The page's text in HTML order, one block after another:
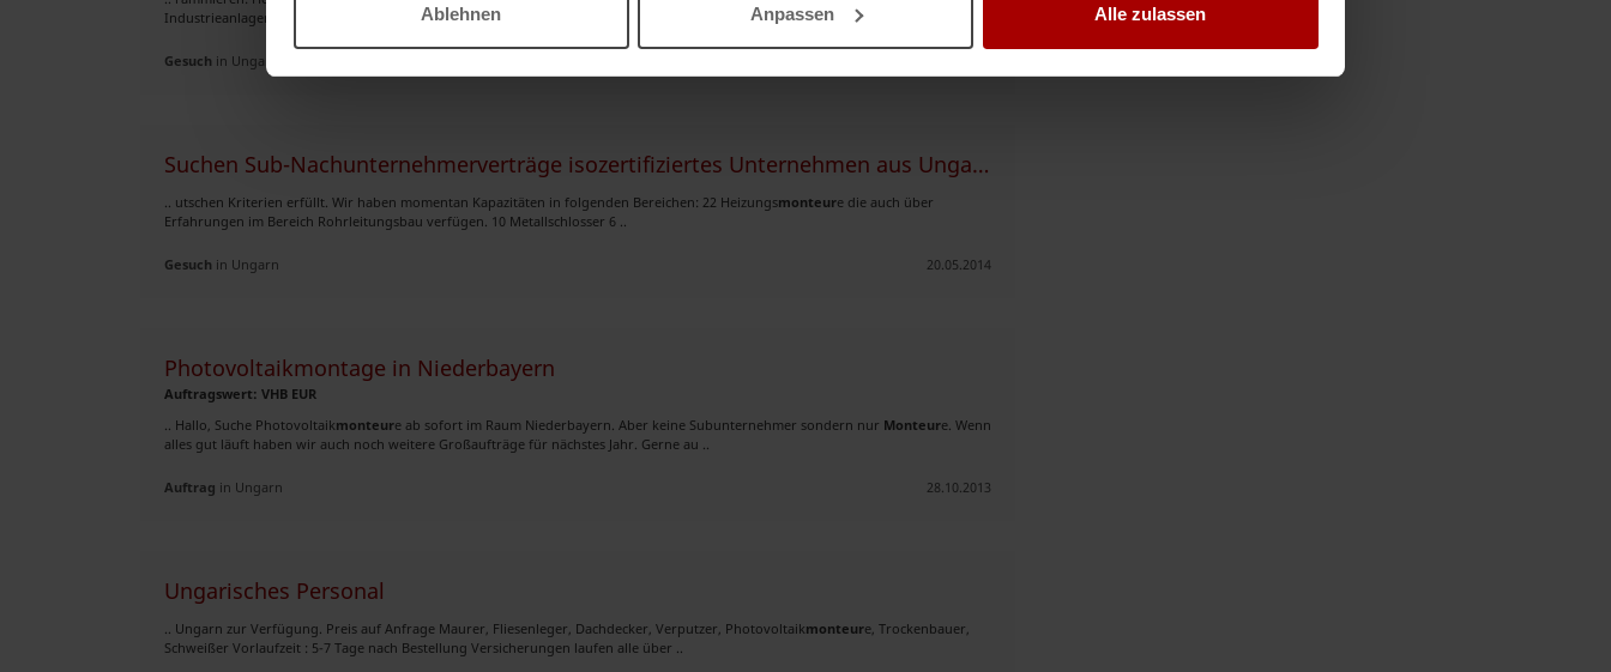
Ablehnen Anpassen Alle zulassen
Industrieanlagen Bitte fragen Sie Ihre gewünschte Berufsgruppe bei uns an. Unse ..
Gesuch in Ungarn
Suchen Sub-Nachunternehmerverträge isozertifiziertes Unternehmen aus Ungarn
.. utschen Kriterien erfüllt. Wir haben momentan Kapazitäten in folgenden Bereichen: 22 Heizungsmonteure die auch über
Erfahrungen im Bereich Rohrleitungsbau verfügen. 10 Metallschlosser 6 ..
Gesuch in Ungarn 20.05.2014
Photovoltaikmontage in Niederbayern
Auftragswert: VHB EUR
.. Hallo, Suche Photovoltaikmonteure ab sofort im Raum Niederbayern. Aber keine Subunternehmer sondern nur Monteure. Wenn
alles gut läuft haben wir auch noch weitere Großaufträge für nächstes Jahr. Gerne au ..
Auftrag in Ungarn 28.10.2013
Ungarisches Personal
.. Ungarn zur Verfügung. Preis auf Anfrage Maurer, Fliesenleger, Dachdecker, Verputzer, Photovoltaikmonteure, Trockenbauer,
Schweißer Vorlaufzeit : 5-7 Tage nach Bestellung Versicherungen laufen alle über ..